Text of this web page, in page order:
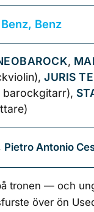
Benz
,
JURIS
Pietro Antonio
tronen — och
över ön